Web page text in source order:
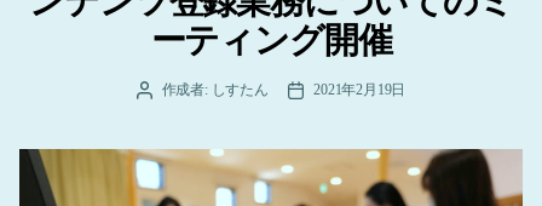
ーティング開催
投 作成者: しすたん
投 2021年2月19日